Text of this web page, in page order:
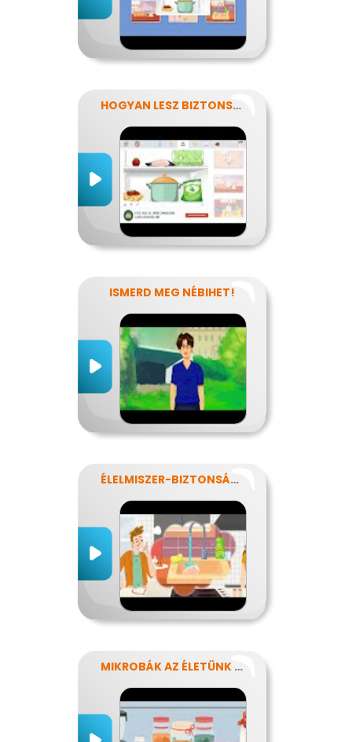
HOGYAN LESZ BIZTONSÁGOS, AMIT MEGESZEL?
ISMERD MEG NÉBIHET!
ÉLELMISZER-BIZTONSÁG, NÉBIH, EFSA
MIKROBÁK AZ ÉLETÜNK SZÁMOS TERÜLETÉN